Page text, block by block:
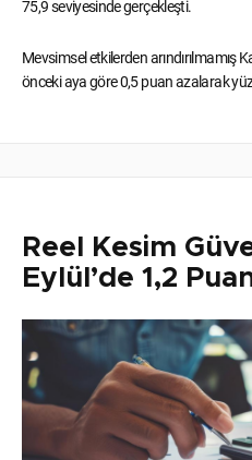
75,9 seviyesinde gerçekleşti.
Mevsimsel etkilerden arındırılmamış
önceki aya göre 0,5 puan azalarak
Reel Kesim
Eylül’de 1,2